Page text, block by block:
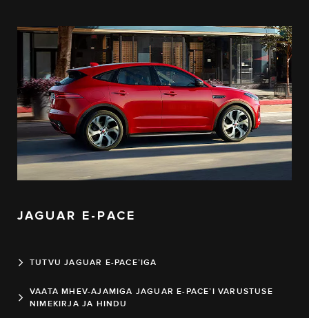
JAGUAR E-PACE
TUTVU JAGUAR E-PACE’IGA
VAATA MHEV-AJAMIGA JAGUAR E-PACE’I VARUSTUSE
NIMEKIRJA JA HINDU